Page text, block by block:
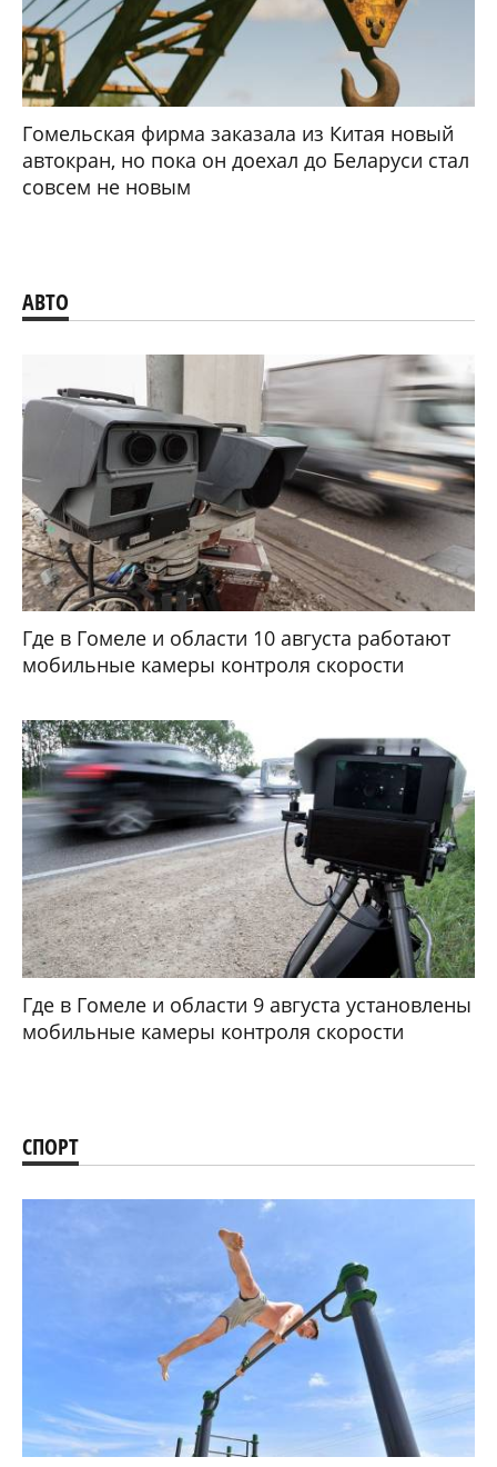
Гомельская фирма заказала из Китая новый
автокран, но пока он доехал до Беларуси стал
совсем не новым
АВТО
Где в Гомеле и области 10 августа работают
мобильные камеры контроля скорости
Где в Гомеле и области 9 августа установлены
мобильные камеры контроля скорости
СПОРТ